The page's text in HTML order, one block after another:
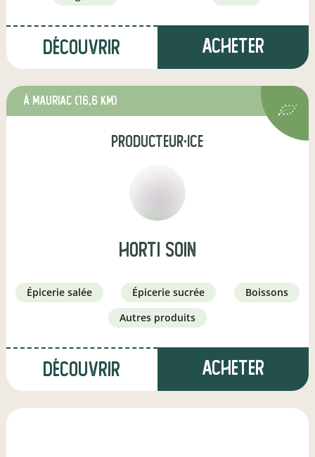
Découvrir Acheter
à Mauriac (16,6 km)
producteur·ice
Horti soin
épicerie salée épicerie sucrée
boissons
autres produits
Découvrir Acheter